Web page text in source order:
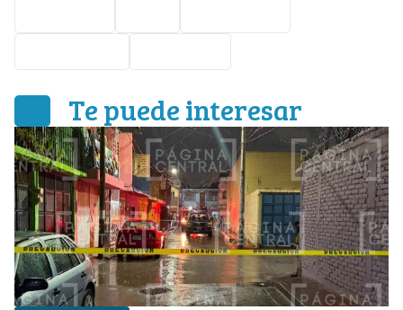
Te puede interesar